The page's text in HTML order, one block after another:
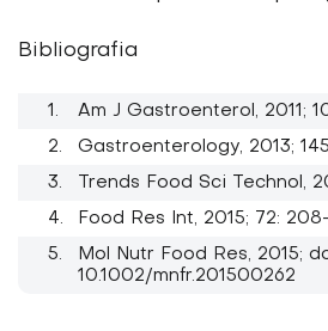
Bibliografia
Am J Gastroenterol, 2011;
Gastroenterology, 2013;
Trends Food Sci Technol,
Food Res Int, 2015; 72:
Mol Nutr Food Res, 2015;
10.1002/mnfr.201500262